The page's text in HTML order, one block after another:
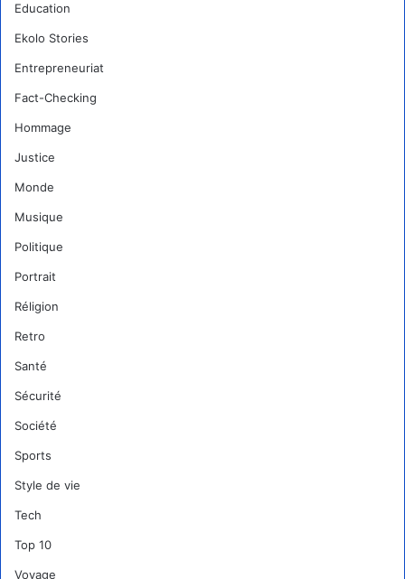
Education
Ekolo Stories
Entrepreneuriat
Fact-Checking
Hommage
Justice
Monde
Musique
Politique
Portrait
Réligion
Retro
Santé
Sécurité
Société
Sports
Style de vie
Tech
Top 10
Voyage